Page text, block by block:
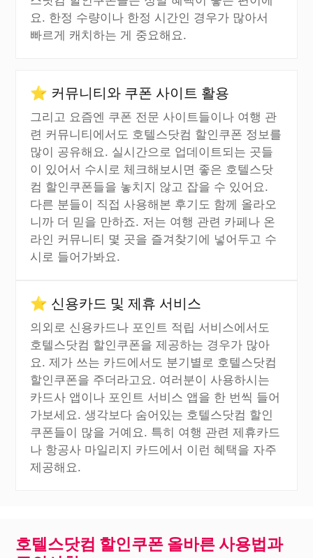
요. 한정 수량이나 한정 시간인 경우가 많아서
빠르게 캐치하는 게 중요해요.
⭐ 커뮤니티와 쿠폰 사이트 활용
그리고 요즘엔 쿠폰 전문 사이트들이나 여행 관
련 커뮤니티에서도 호텔스닷컴 할인쿠폰 정보를
많이 공유해요. 실시간으로 업데이트되는 곳들
이 있어서 수시로 체크해보시면 좋은 호텔스닷
컴 할인쿠폰들을 놓치지 않고 잡을 수 있어요.
다른 분들이 직접 사용해본 후기도 함께 올라오
니까 더 믿을 만하죠. 저는 여행 관련 카페나 온
라인 커뮤니티 몇 곳을 즐겨찾기에 넣어두고 수
시로 들어가봐요.
⭐ 신용카드 및 제휴 서비스
의외로 신용카드나 포인트 적립 서비스에서도
호텔스닷컴 할인쿠폰을 제공하는 경우가 많아
요. 제가 쓰는 카드에서도 분기별로 호텔스닷컴
할인쿠폰을 주더라고요. 여러분이 사용하시는
카드사 앱이나 포인트 서비스 앱을 한 번씩 들어
가보세요. 생각보다 숨어있는 호텔스닷컴 할인
쿠폰들이 많을 거예요. 특히 여행 관련 제휴카드
나 항공사 마일리지 카드에서 이런 혜택을 자주
제공해요.
호텔스닷컴 할인쿠폰 올바른 사용법과